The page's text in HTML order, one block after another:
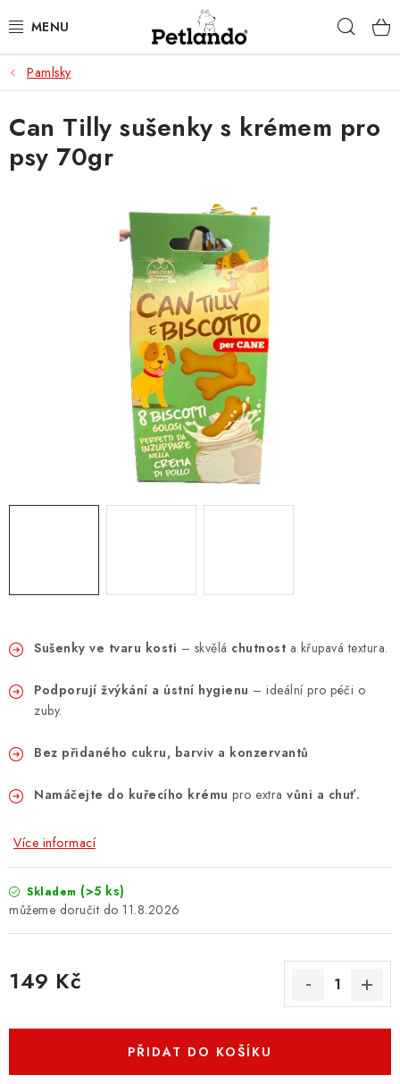
na
PRO PSY
PRO KOČKY
PRO PÁNÍČKY
ZACHRAŇ PRODUKT
REGISTROVAT
Pamlsky
Sušenky ve tvaru kosti – skvělá chutnost a křupavá textura.
Podporují žvýkání a ústní hygienu – ideální pro péči o
zuby.
Bez přidaného cukru, barviv a konzervantů
Namáčejte do kuřecího krému pro extra vůni a chuť.
Více informací
Skladem (>5 ks)
11.8.2026
149 Kč
PŘIDAT DO KOŠÍKU
Can Tilly sušenky s krémem pro
psy 70gr